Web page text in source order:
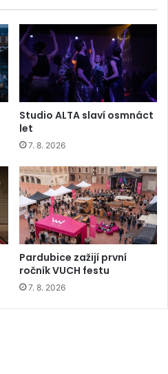
Studio ALTA slaví osmnáct
let
7. 8. 2026
Pardubice zažijí první
ročník VUCH festu
7. 8. 2026